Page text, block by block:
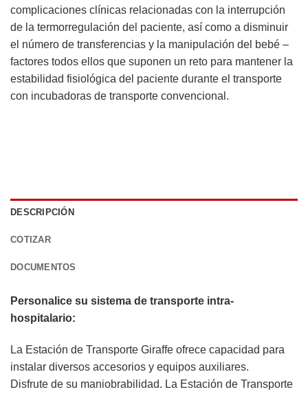
complicaciones clínicas relacionadas con la interrupción
de la termorregulación del paciente, así como a disminuir
el número de transferencias y la manipulación del bebé –
factores todos ellos que suponen un reto para mantener la
estabilidad fisiológica del paciente durante el transporte
con incubadoras de transporte convencional.
DESCRIPCIÓN
COTIZAR
DOCUMENTOS
Personalice su sistema de transporte intra-
hospitalario:
La Estación de Transporte Giraffe ofrece capacidad para
instalar diversos accesorios y equipos auxiliares.
Disfrute de su maniobrabilidad. La Estación de Transporte